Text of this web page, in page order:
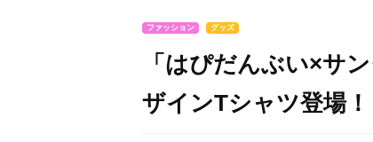
ファッション グッズ
「はぴだんぶい×サ
ザインTシャツ登場